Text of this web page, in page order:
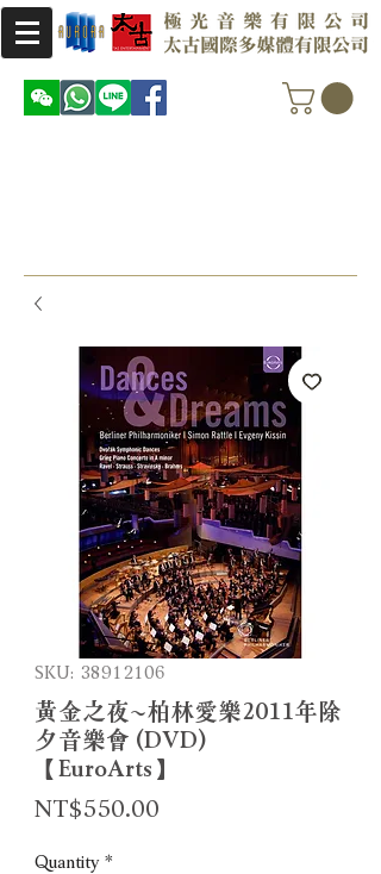
SKU: 38912106
黃金之夜~柏林愛樂2011年除
夕音樂會 (DVD)
【EuroArts】
NT$550.00
Quantity *